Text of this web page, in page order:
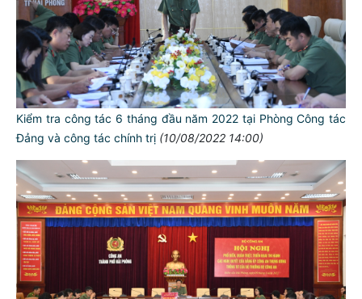
Kiểm tra công tác 6 tháng đầu năm 2022 tại Phòng Công tác
Đảng và công tác chính trị (10/08/2022 14:00)